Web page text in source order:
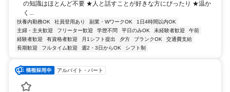
の知識はほとんど不要 ★人と話すことが好きな方にぴったり ★温か
く...
扶養内勤務OK 社員登用あり 副業・WワークOK
1日4時間以内OK
主婦・主夫歓迎
フリーター歓迎 学歴不問 平日のみOK 未経験者歓迎
午前
経験者歓迎
有資格者歓迎 月1シフト提出 夕方 ブランクOK
交通費支給
長期歓迎
フルタイム歓迎 週2・3日からOK シフト制
アルバイト・パート